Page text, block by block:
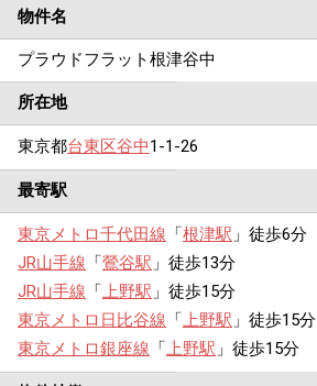
物件名
プラウドフラット根津谷中
所在地
東京都台東区谷中1-1-26
最寄駅
東京メトロ千代田線 「根津駅 」徒歩6分
JR山手線 「鶯谷駅 」徒歩13分
JR山手線 「上野駅 」徒歩15分
東京メトロ日比谷線 「上野駅 」徒歩15分
東京メトロ銀座線 「上野駅 」徒歩15分